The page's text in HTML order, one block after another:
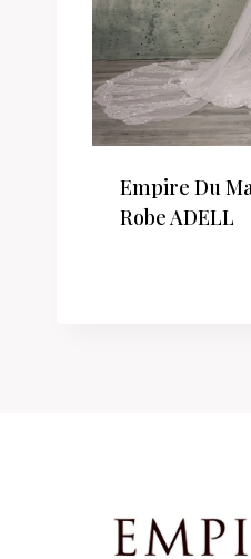
Empire Du
Robe ADELL